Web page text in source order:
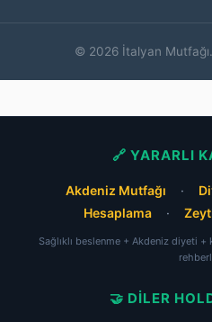
© 2026 İtalyan Mutfağı.
🔗 YARARLI
Akdeniz Mutfağı ·
Hesaplama
·
Sağlıklı beslenme + Akdeniz diyeti
🤝 DILER